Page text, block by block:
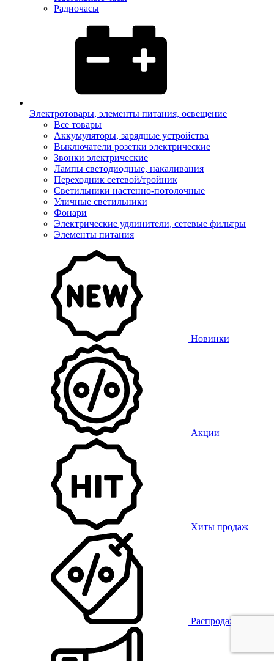
Радиочасы
Электротовары, элементы питания, освещение
Все товары
Аккумуляторы, зарядные устройства
Выключатели розетки электрические
Звонки электрические
Лампы светодиодные, накаливания
Переходник сетевой/тройник
Светильники настенно-потолочные
Уличные светильники
Фонари
Электрические удлинители, сетевые фильтры
Элементы питания
Новинки
Акции
Хиты продаж
Распродажа